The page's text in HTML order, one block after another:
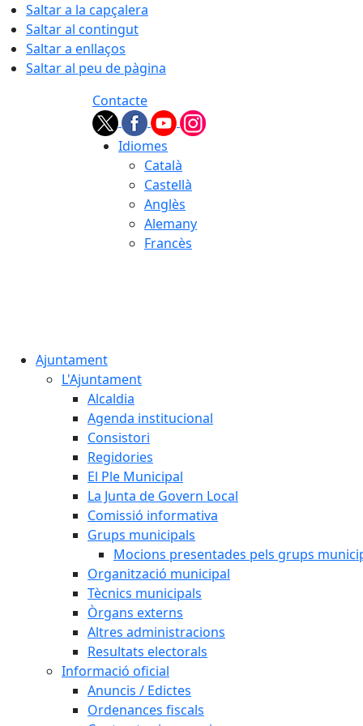
Saltar a la capçalera
Saltar al contingut
Saltar a enllaços
Saltar al peu de pàgina
Contacte
Idiomes
Català
Castellà
Anglès
Alemany
Francès
Ajuntament
L'Ajuntament
Alcaldia
Agenda institucional
Consistori
Regidories
El Ple Municipal
La Junta de Govern Local
Comissió informativa
Grups municipals
Mocions presentades pels grups
Organització municipal
Tècnics municipals
Òrgans externs
Altres administracions
Resultats electorals
Informació oficial
Anuncis / Edictes
Ordenances fiscals